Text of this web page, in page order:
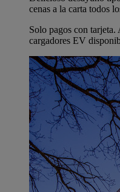
cenas a la carta todos
Solo pagos con
cargadores EV